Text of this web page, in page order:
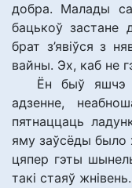
добра. Малады
бацькоў
брат з’явіўся з
вайны. Эх, каб не
Ён быў яшчэ
адзенне,
пятнаццаць
яму заўсёды было
цяпер гэты
такі стаяў жнівень.